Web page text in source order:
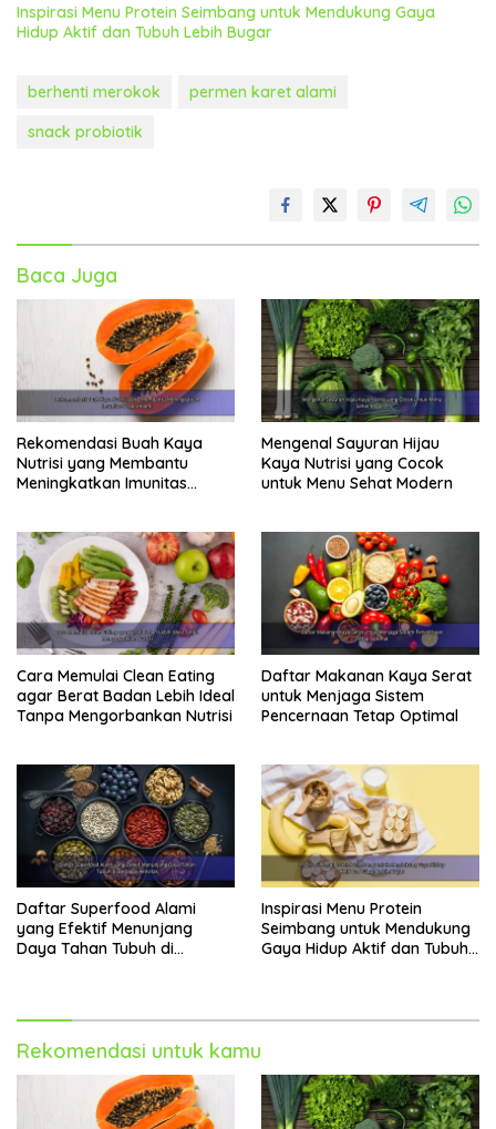
Inspirasi Menu Protein Seimbang untuk Mendukung Gaya
Hidup Aktif dan Tubuh Lebih Bugar
berhenti merokok
permen karet alami
snack probiotik
Baca Juga
Rekomendasi Buah Kaya
Nutrisi yang Membantu
Meningkatkan Imunitas
Mengenal Sayuran Hijau
Kaya Nutrisi yang Cocok
untuk Menu Sehat Modern
Cara Memulai Clean Eating
agar Berat Badan Lebih Ideal
Tanpa Mengorbankan Nutrisi
Daftar Makanan Kaya Serat
untuk Menjaga Sistem
Pencernaan Tetap Optimal
Daftar Superfood Alami
yang Efektif Menunjang
Daya Tahan Tubuh di
Inspirasi Menu Protein
Seimbang untuk Mendukung
Gaya Hidup Aktif dan Tubuh
Rekomendasi untuk kamu